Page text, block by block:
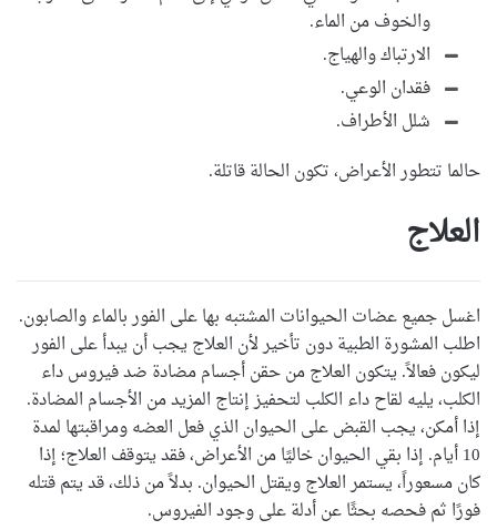
والخوف من الماء.
الارتباك والهياج.
فقدان الوعي.
شلل الأطراف.
حالما تتطور الأعراض، تكون الحالة قاتلة.
العلاج
اغسل جميع عضات الحيوانات المشتبه بها على الفور بالماء والصابون.
اطلب المشورة الطبية دون تأخير لأن العلاج يجب أن يبدأ على الفور
ليكون فعالاً. يتكون العلاج من حقن أجسام مضادة ضد فيروس داء
الكلب، يليه لقاح داء الكلب لتحفيز إنتاج المزيد من الأجسام المضادة.
إذا أمكن، يجب القبض على الحيوان الذي فعل العضه ومراقبتها لمدة
10 أيام. إذا بقي الحيوان خاليًا من الأعراض، فقد يتوقف العلاج؛ إذا
كان مسعوراً، يستمر العلاج ويقتل الحيوان. بدلاً من ذلك، قد يتم قتله
فورًا ثم فحصه بحثًا عن أدلة على وجود الفيروس.